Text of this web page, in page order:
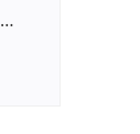
学习贯彻习近平新时代中国特色社会主义思想主题教育